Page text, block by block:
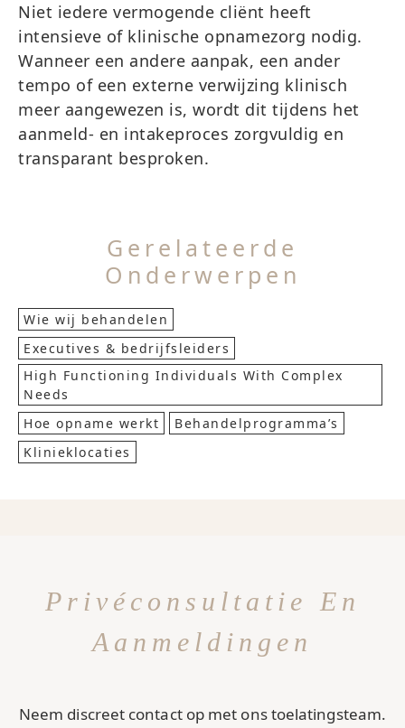
Niet iedere vermogende cliënt heeft
intensieve of klinische opnamezorg nodig.
Wanneer een andere aanpak, een ander
tempo of een externe verwijzing klinisch
meer aangewezen is, wordt dit tijdens het
aanmeld- en intakeproces zorgvuldig en
transparant besproken.
Gerelateerde
Onderwerpen
Wie wij behandelen
Executives & bedrijfsleiders
High Functioning Individuals With Complex
Needs
Hoe opname werkt
Behandelprogramma’s
Klinieklocaties
Privéconsultatie En
Aanmeldingen
Neem discreet contact op met ons toelatingsteam.